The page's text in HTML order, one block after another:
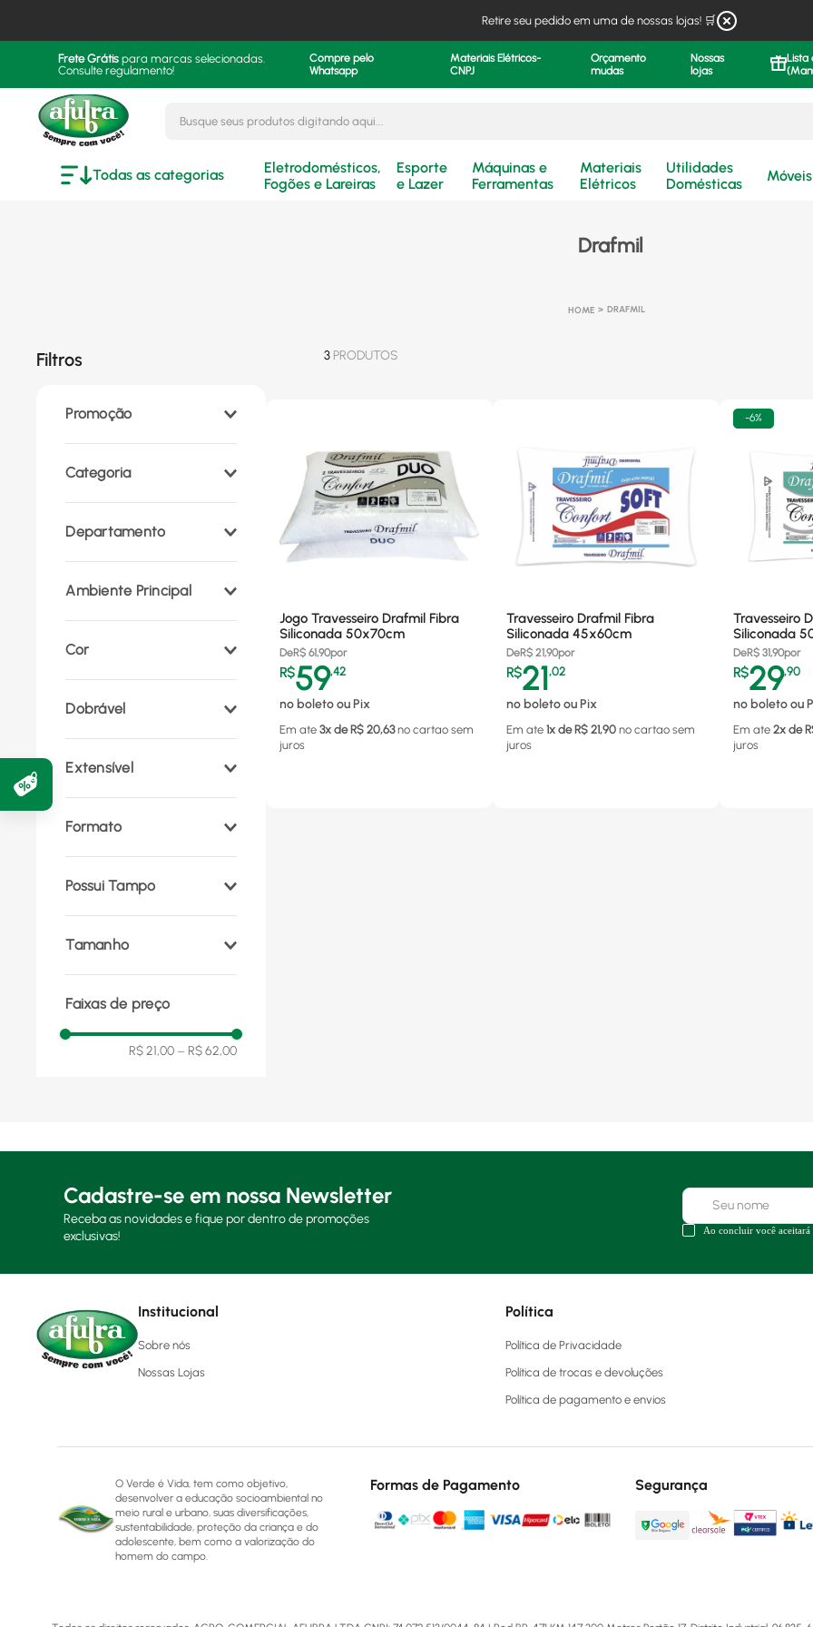
Retire seu pedido em uma de nossas lojas! 🛒
Frete Grátis para marcas selecionadas.
Consulte regulamento!
Compre pelo
Whatsapp
Materiais Elétricos-
CNPJ
Orçamento
mudas
Nossas
lojas
Lista
Todas as categorias
Eletrodomésticos,
Fogões e Lareiras
Esporte
e Lazer
Máquinas e
Ferramentas
Materiais
Elétricos
Utilidades
Domésticas
Móveis
Drafmil
DRAFMIL
Filtros
Promoção
Categoria
Departamento
Ambiente Principal
Cor
Dobrável
Extensível
Formato
Possui Tampo
Não (1)
Tamanho
Faixas de preço
R$ 21,00 – R$ 62,00
3 PRODUTOS
Jogo Travesseiro Drafmil Fibra
Siliconada 50x70cm
DeR$ 61,90por
R$59,42
no boleto ou Pix
Em ate 3x de R$ 20,63 no cartao sem
juros
Travesseiro Drafmil Fibra
Siliconada 45x60cm
DeR$ 21,90por
R$21,02
no boleto ou Pix
Em ate 1x de R$ 21,90 no cartao sem
juros
-6%
Travesseiro
Siliconada
DeR$ 31,90por
R$29,90
no boleto ou
Em ate 2x de
juros
Cadastre-se em nossa Newsletter
Receba as novidades e fique por dentro de promoções
exclusivas!
Ao concluir você aceitará
Institucional
Sobre nós
Nossas Lojas
Política
Política de Privacidade
Política de trocas e devoluções
Política de pagamento e envios
O Verde é Vida, tem como objetivo,
desenvolver a educação socioambiental no
meio rural e urbano, suas diversificações,
sustentabilidade, proteção da criança e do
adolescente, bem como a valorização do
homem do campo.
Formas de Pagamento Segurança